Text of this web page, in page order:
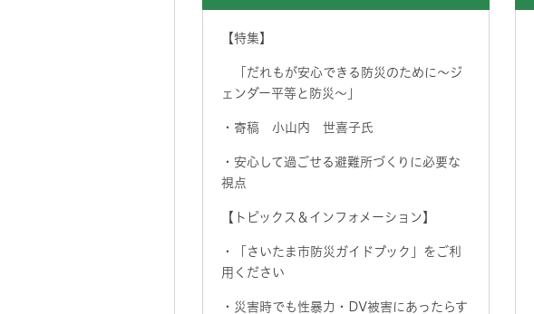
【特集】
「だれもが安心できる防災のために～ジ
ェンダー平等と防災～」
・寄稿 小山内 世喜子氏
・安心して過ごせる避難所づくりに必要な
視点
【トピックス＆インフォメーション】
・「さいたま市防災ガイドブック」をご利
用ください
・災害時でも性暴力・DV被害にあったらす